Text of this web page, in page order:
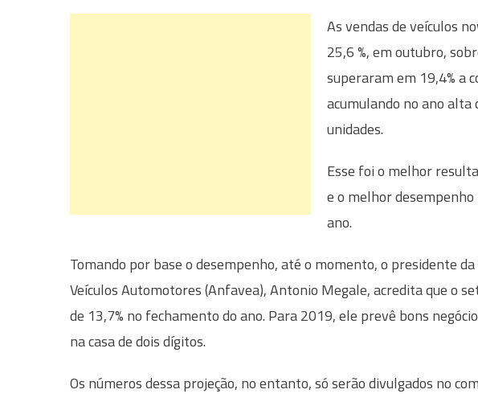
As vendas de veículos
25,6 %, em outubro,
superaram em 19,4% a
acumulando no ano alta
unidades.
Esse foi o melhor
e o melhor
ano.
Tomando por base o desempenho, até o momento, o presidente
Veículos Automotores (Anfavea), Antonio Megale, acredita que o
de 13,7% no fechamento do ano. Para 2019, ele prevê bons
na casa de dois dígitos.
Os números dessa projeção, no entanto, só serão divulgados no